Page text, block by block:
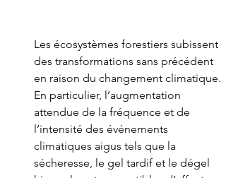
Les écosystèmes forestiers subissent
des transformations sans précédent
en raison du changement climatique.
En particulier, l’augmentation
attendue de la fréquence et de
l’intensité des événements
climatiques aigus tels que la
sécheresse, le gel tardif et le dégel